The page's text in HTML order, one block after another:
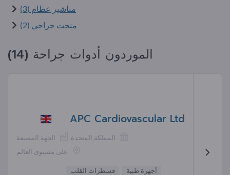
مناشير عظام (3)
منحت جراحي (2)
الموردون أدوات جراحة (14)
APC Cardiovascular Ltd
الجهة المصنعة
المملكة المتحدة
على مستوى العالم
أجهزة طبية
قسطرات القلب